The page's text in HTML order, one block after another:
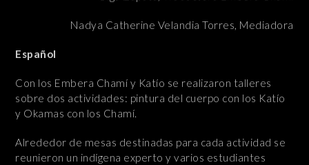
Nadya Catherine Velandia Torres, Mediadora
Español
Con los Embera Chamí y Katío se realizaron talleres
sobre dos actividades: pintura del cuerpo con los Katío
y Okamas con los Chamí.
Alrededor de mesas destinadas para cada actividad se
reunieron un indígena experto y varios estudiantes